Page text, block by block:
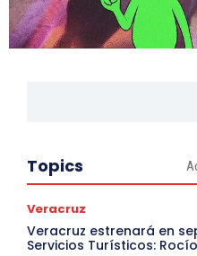
Topics
Veracruz
Veracruz estrenará en
Servicios Turísticos: